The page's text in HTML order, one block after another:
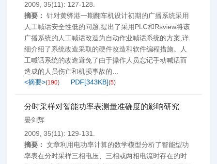
2009, 35(11): 127-128.
摘要： 针对黄骅港一期翻车机设计初期的广播系统采用
人工喊话安全性低的问题,提出了采用PLC和Rsview将该
广播系统的人工喊话改造为自动作业喊话系统的方案,详
细介绍了系统改造采取的硬件改造和软件编程措施。人
工喊话系统的改造避免了由于操作人员忘记手动喊话而
造成的人员伤亡和机损事故的...
<摘要>(190) PDF[343KB](5)
分时采样对智能功率表测量准确度的影响研究
晏剑辉
2009, 35(11): 129-131.
摘要： 文章利用电功率计算的数学模型分析了智能型功
率表在分时采样三相电压、三相或两相电流时存在的时